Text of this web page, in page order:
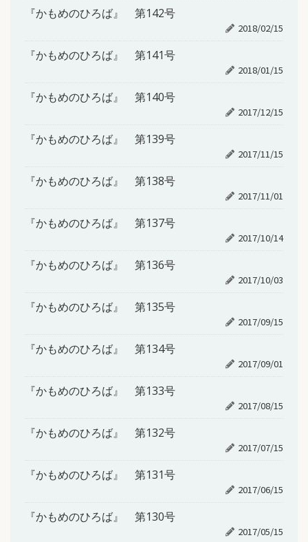
『かもめのひろば』 第142号
2018/02/15
『かもめのひろば』 第141号
2018/01/15
『かもめのひろば』 第140号
2017/12/15
『かもめのひろば』 第139号
2017/11/15
『かもめのひろば』 第138号
2017/11/01
『かもめのひろば』 第137号
2017/10/14
『かもめのひろば』 第136号
2017/10/03
『かもめのひろば』 第135号
2017/09/15
『かもめのひろば』 第134号
2017/09/01
『かもめのひろば』 第133号
2017/08/15
『かもめのひろば』 第132号
2017/07/15
『かもめのひろば』 第131号
2017/06/15
『かもめのひろば』 第130号
2017/05/15